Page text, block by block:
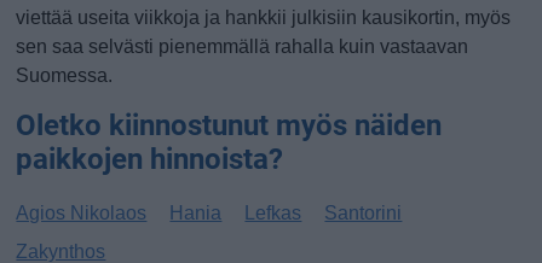
viettää useita viikkoja ja hankkii julkisiin kausikortin, myös
sen saa selvästi pienemmällä rahalla kuin vastaavan
Suomessa.
Oletko kiinnostunut myös näiden
paikkojen hinnoista?
Agios Nikolaos Hania Lefkas
Santorini
Zakynthos